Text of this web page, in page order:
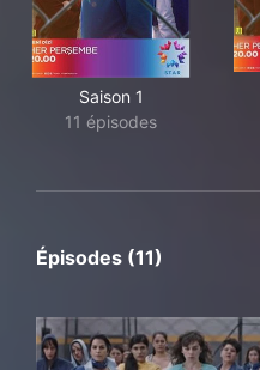
Saison 1
11 épisodes
Épisodes (11)